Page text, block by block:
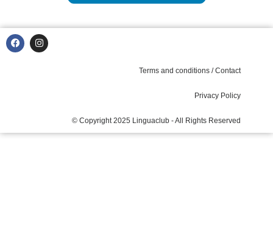
Terms and conditions / Contact
Privacy Policy
© Copyright 2025 Linguaclub - All Rights Reserved